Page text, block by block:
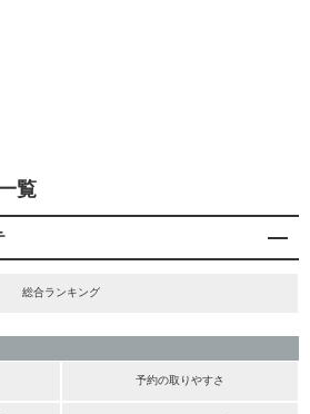
覧
総合ランキング
予約の取りやすさ